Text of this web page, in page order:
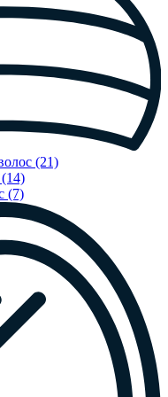
(21)
(7)